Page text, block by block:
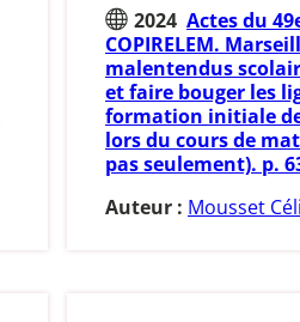
2024 Actes du
COPIRELEM.
malentendus
et faire bouger les
formation initiale
lors du cours de
pas seulement). p.
Auteur : Mousset